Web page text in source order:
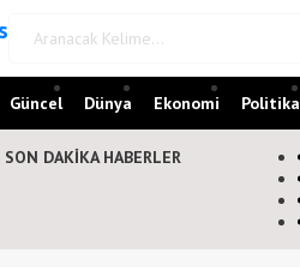
Güncel Dünya Ekonomi Politika
SON DAKİKA HABERLER